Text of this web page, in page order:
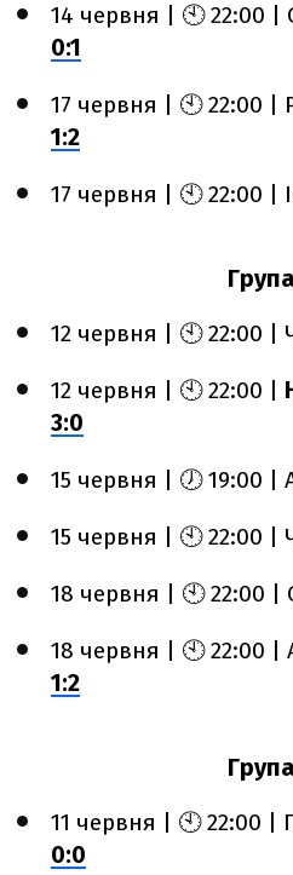
14 червня | 🕙 22:00 |
0:1
17 червня | 🕙 22:00 |
1:2
17 червня | 🕙 22:00 |
12 червня | 🕙 22:00 |
12 червня | 🕙 22:00 |
3:0
15 червня | 🕖 19:00 |
15 червня | 🕙 22:00 |
18 червня | 🕙 22:00 |
18 червня | 🕙 22:00 |
1:2
11 червня | 🕙 22:00 |
0:0